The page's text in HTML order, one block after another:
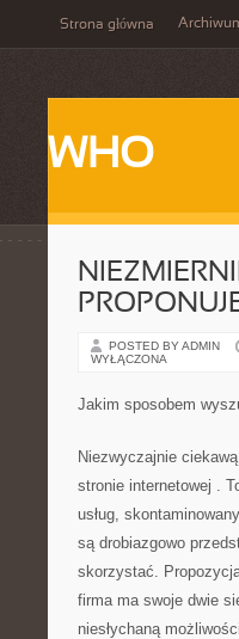
Strona główna
WHO
POSTED BY ADMIN
WYŁĄCZONA
Jakim sposobem
Niezwyczajnie
stronie internetowej .
usług,
są drobiazgowo
skorzystać.
firma ma swoje dwie
niesłychaną